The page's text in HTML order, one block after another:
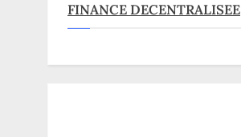
FINANCE DECENTRALISEE